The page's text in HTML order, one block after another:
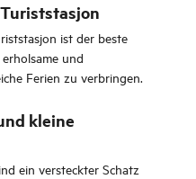
ist der beste
und
Ferien zu verbringen.
kleine
ein versteckter Schatz